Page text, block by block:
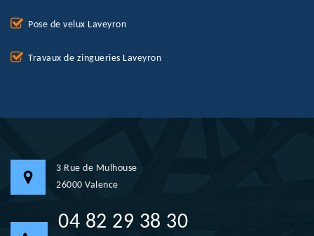
Pose de velux Laveyron
Travaux de zingueries Laveyron
3 Rue de Mulhouse
26000 Valence
04 82 29 38 30